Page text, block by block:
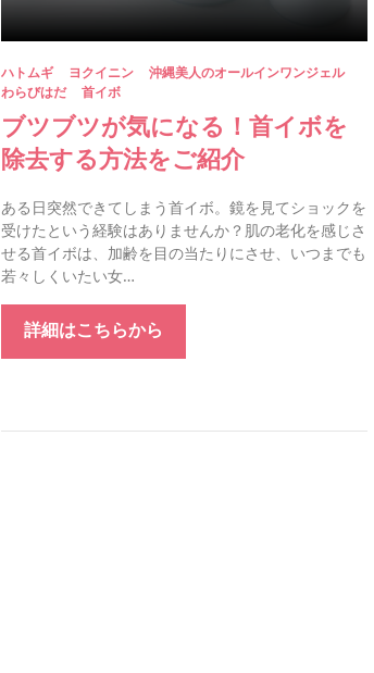
ハトムギ ヨクイニン
沖縄美人のオールインワンジェル
わらびはだ
首イボ
ブツブツが気になる！首イボを
除去する方法をご紹介
ある日突然できてしまう首イボ。鏡を見てショックを
受けたという経験はありませんか？肌の老化を感じさ
せる首イボは、加齢を目の当たりにさせ、いつまでも
若々しくいたい女…
詳細はこちらから